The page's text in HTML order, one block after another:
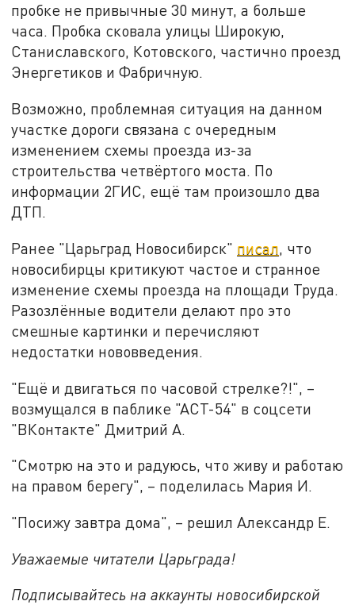
пробке не привычные 30 минут, а больше
часа. Пробка сковала улицы Широкую,
Станиславского, Котовского, частично проезд
Энергетиков и Фабричную.
Возможно, проблемная ситуация на данном
участке дороги связана с очередным
изменением схемы проезда из-за
строительства четвёртого моста. По
информации 2ГИС, ещё там произошло два
ДТП.
Ранее "Царьград Новосибирск" писал, что
новосибирцы критикуют частое и странное
изменение схемы проезда на площади Труда.
Разозлённые водители делают про это
смешные картинки и перечисляют
недостатки нововведения.
"Ещё и двигаться по часовой стрелке?!", –
возмущался в паблике "АСТ-54" в соцсети
"ВКонтакте" Дмитрий А.
"Смотрю на это и радуюсь, что живу и работаю
на правом берегу", – поделилась Мария И.
"Посижу завтра дома", – решил Александр Е.
Уважаемые читатели Царьграда!
Подписывайтесь на аккаунты новосибирской